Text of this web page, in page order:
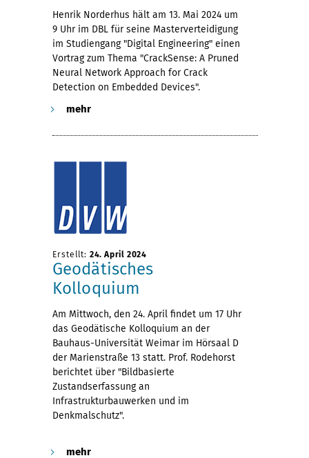
Henrik Norderhus hält am 13. Mai 2024 um
9 Uhr im DBL für seine Masterverteidigung
im Studiengang "Digital Engineering" einen
Vortrag zum Thema "CrackSense: A Pruned
Neural Network Approach for Crack
Detection on Embedded Devices".
mehr
Erstellt: 24. April 2024
Geodätisches
Kolloquium
Am Mittwoch, den 24. April findet um 17 Uhr
das Geodätische Kolloquium an der
Bauhaus-Universität Weimar im Hörsaal D
der Marienstraße 13 statt. Prof. Rodehorst
berichtet über "Bildbasierte
Zustandserfassung an
Infrastrukturbauwerken und im
Denkmalschutz".
mehr